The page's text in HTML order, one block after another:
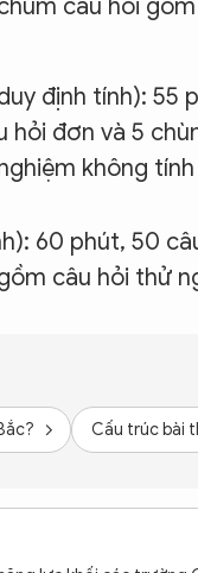
câu hỏi
định tính):
đơn và 5
không
60 phút, 50
câu hỏi thử
Cấu trúc bài